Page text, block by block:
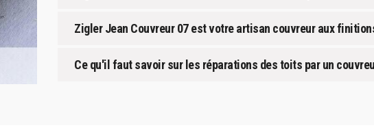
Zigler Jean Couvreur 07 est votre artisan couvreur aux
Ce qu'il faut savoir sur les réparations des toits par un